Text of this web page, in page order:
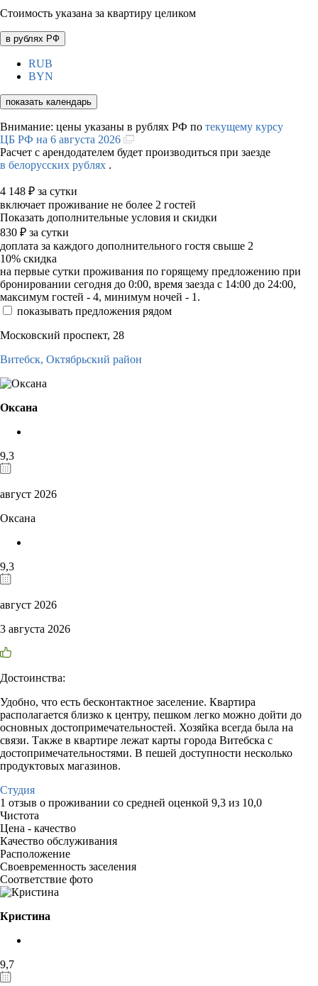
Стоимость указана за квартиру целиком
в рублях РФ
RUB
BYN
показать календарь
Внимание: цены указаны в рублях РФ по текущему курсу
ЦБ РФ на 6 августа 2026
Расчет с арендодателем будет производиться при заезде
в белорусских рублях .
4 148 ₽ за сутки
включает проживание не более 2 гостей
Показать дополнительные условия и скидки
830 ₽ за сутки
доплата за каждого дополнительного гостя свыше 2
10% скидка
на первые сутки проживания по горящему предложению при
бронировании сегодня до 0:00, время заезда с 14:00 до 24:00,
максимум гостей - 4, минимум ночей - 1.
показывать предложения рядом
Московский проспект, 28
Витебск, Октябрьский район
Оксана
9,3
август 2026
Оксана
9,3
август 2026
3 августа 2026
Достоинства:
Удобно, что есть бесконтактное заселение. Квартира
располагается близко к центру, пешком легко можно дойти до
основных достопримечательностей. Хозяйка всегда была на
связи. Также в квартире лежат карты города Витебска с
достопримечательностями. В пешей доступности несколько
продуктовых магазинов.
Студия
1 отзыв о проживании со средней оценкой 9,3 из 10,0
Чистота
Цена - качество
Качество обслуживания
Расположение
Своевременность заселения
Соответствие фото
Кристина
9,7